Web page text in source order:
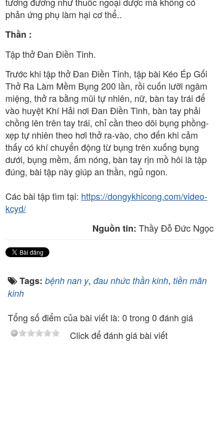
phản ứng phụ làm hại cơ thể..
Thần :
Tập thở Đan Điền Tinh.
Trước khi tập thở Đan Điền Tinh, tập bài Kéo Ép Gối
Thở Ra Làm Mềm Bụng 200 lần, rồi cuốn lưỡi ngâm
miệng, thở ra bằng mũi tự nhiên, nữ, bàn tay trái để
vào huyệt Khí Hải nơi Đan Điền Tinh, bàn tay phải
chồng lên trên tay trái, chỉ cần theo dõi bụng phồng-
xẹp tự nhiên theo hơi thở ra-vào, cho đến khi cảm
thấy có khí chuyển động từ bụng trên xuống bụng
dưới, bụng mềm, ấm nóng, bàn tay rịn mồ hôi là tập
đúng, bài tập này giúp an thần, ngủ ngon.
Các bài tập tìm tại: https://dongykhicong.com/video-
kcyd/
Nguồn tin: Thầy Đỗ Đức Ngọc
Tags: bệnh nan y, đau nhức thần kinh, tiền mãn
kinh
Tổng số điểm của bài viết là: 0 trong 0 đánh giá
Click để đánh giá bài viết